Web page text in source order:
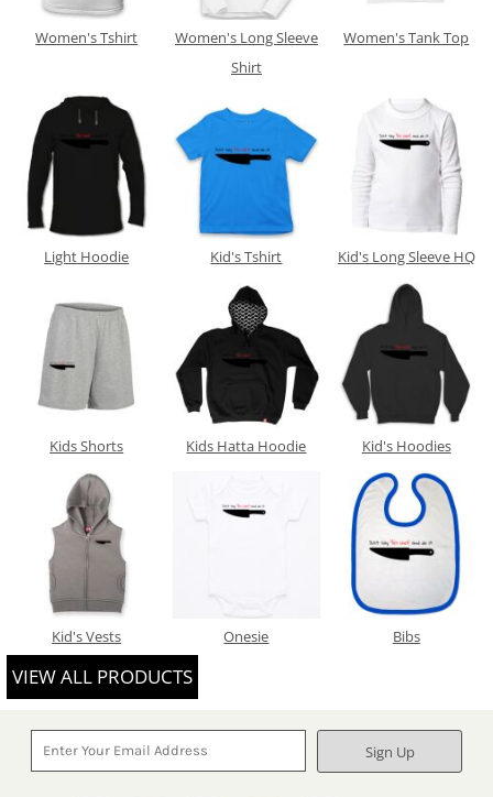
Women's Tshirt
Women's Long Sleeve
Shirt
Women's Tank Top
Light Hoodie Kid's Tshirt Kid's Long Sleeve HQ
Kids Shorts Kids Hatta Hoodie Kid's Hoodies
Kid's Vests Onesie Bibs
VIEW ALL PRODUCTS
Sign Up